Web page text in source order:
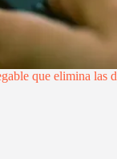
que elimina las